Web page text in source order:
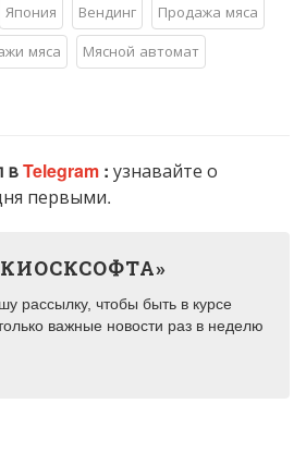
Япония Вендинг
Продажа мяса
мяса
Мясной автомат
вTelegram : узнавайте о
первыми.
рассылку, чтобы быть в курсе
важные новости раз в неделю